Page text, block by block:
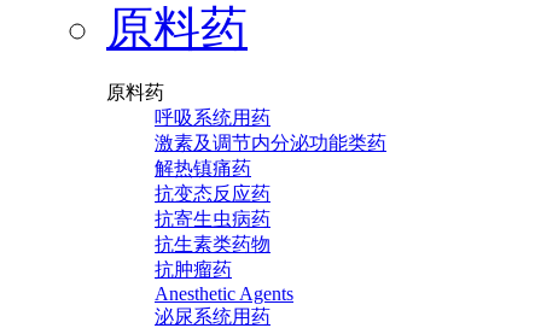
原料药
原料药
呼吸系统用药
激素及调节内分泌功能类药
解热镇痛药
抗变态反应药
抗寄生虫病药
抗生素类药物
抗肿瘤药
Anesthetic Agents
泌尿系统用药